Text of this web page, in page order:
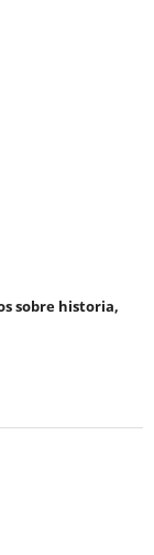
sobre historia,